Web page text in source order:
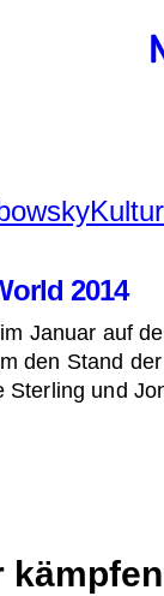
Kultur
2014
Januar auf
den Stand
und